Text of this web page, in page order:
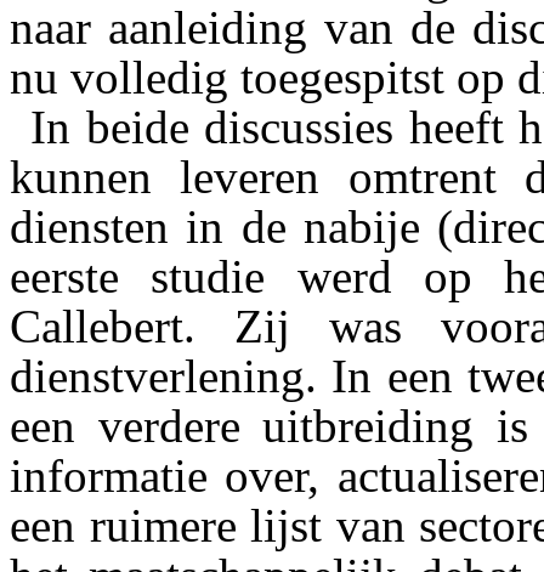
naar aanleiding van de
nu volledig toegespitst op
In beide discussies heeft
kunnen leveren omtrent
diensten in de nabije
eerste studie werd op
Callebert. Zij was
dienstverlening. In een
een verdere uitbreiding
informatie over,
een ruimere lijst van